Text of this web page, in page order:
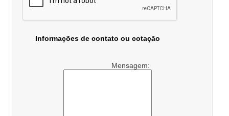
Informações de contato ou cotação
Mensagem: